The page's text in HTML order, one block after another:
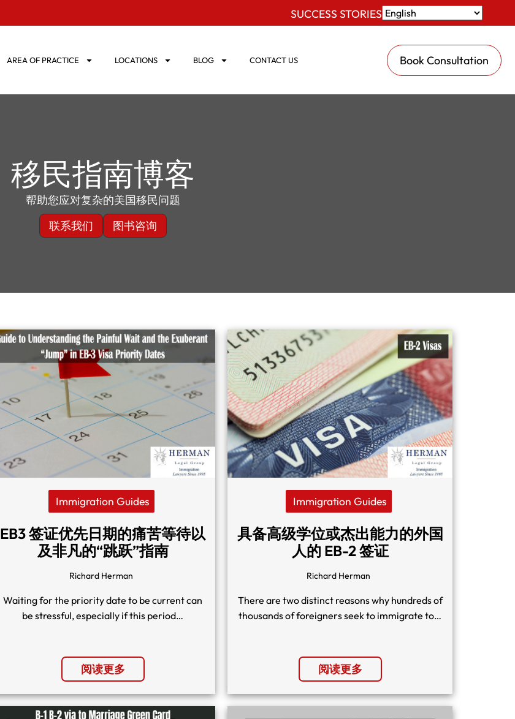
SUCCESS STORIES
AREA OF PRACTICE LOCATIONS BLOG CONTACT US Book Consultation
移民指南博客
帮助您应对复杂的美国移民问题
联系我们
图书咨询
Immigration Guides
EB3 签证优先日期的痛苦等待以
及非凡的“跳跃”指南
Richard Herman
Waiting for the priority date to be current can
be stressful, especially if this period…
阅读更多
Immigration Guides
具备高级学位或杰出能力的外国
人的 EB-2 签证
Richard Herman
There are two distinct reasons why hundreds of
thousands of foreigners seek to immigrate to…
阅读更多